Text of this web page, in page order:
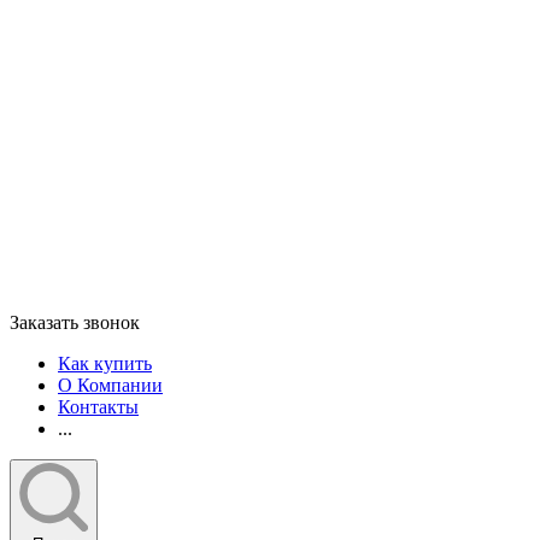
Заказать звонок
Как купить
О Компании
Контакты
...